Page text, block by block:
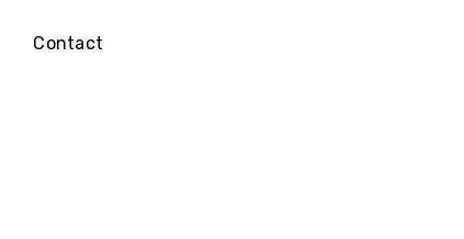
Contact